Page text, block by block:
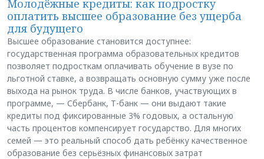
Молодёжные кредиты: как подростку
оплатить высшее образование без ущерба
для будущего
Высшее образование становится доступнее:
государственная программа образовательных кредитов
позволяет подросткам оплачивать обучение в вузе по
льготной ставке, а возвращать основную сумму уже после
выхода на рынок труда. В числе банков, участвующих в
программе, — Сбербанк, Т-банк — они выдают такие
кредиты под фиксированные 3% годовых, а остальную
часть процентов компенсирует государство. Для многих
семей — это реальный способ дать ребёнку качественное
образование без серьёзных финансовых затрат